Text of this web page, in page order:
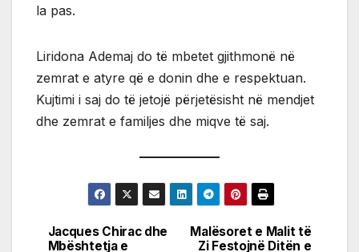
la pas.
Liridona Ademaj do të mbetet gjithmonë në
zemrat e atyre që e donin dhe e respektuan.
Kujtimi i saj do të jetojë përjetësisht në mendjet
dhe zemrat e familjes dhe miqve të saj.
Post
Malësoret e Malit të
Zi Festojnë Ditën e
Jacques Chirac dhe
Mbështetja e